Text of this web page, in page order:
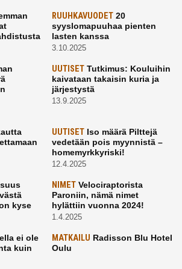
RUUHKAVUODET20
syyslomapuuhaa pienten
lasten kanssa
3.10.2025
UUTISETTutkimus: Kouluihin
kaivataan takaisin kuria ja
järjestystä
13.9.2025
UUTISETIso määrä Pilttejä
vedetään pois myynnistä –
homemyrkkyriski!
12.4.2025
kyse
NIMETVelociraptorista
Paroniin, nämä nimet
hylättiin vuonna 2024!
1.4.2025
ei ole
kuin
MATKAILU Radisson Blu Hotel
Oulu